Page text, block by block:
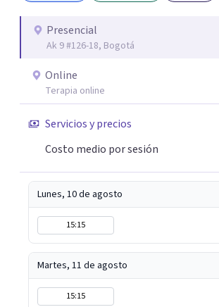
ser educadora, madre de un niño con
retante y con 28 años de experiencia hace que entienda
la tranquilidad que si se puede. Soy
Consciente por la Conscious Coaching
Shefali Tsabary, formada en Conscious
de California. Si buscas un
práctico y efectivo, será un placer
Presencial
Ak 9 #126-18, Bogotá
Online
Terapia online
Servicios y precios
Costo medio por sesión
Lunes, 10 de agosto
15:15
Martes, 11 de agosto
15:15